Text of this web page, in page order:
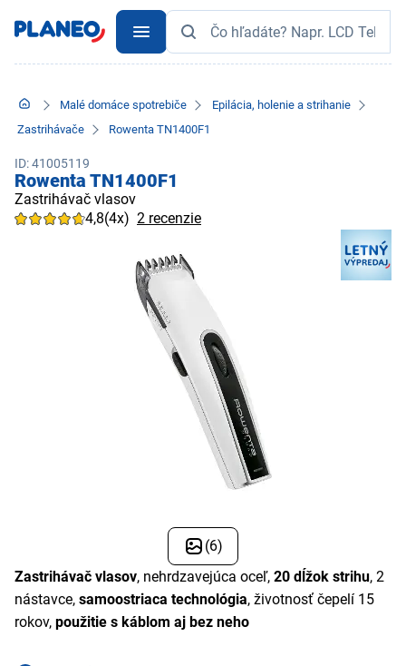
Malé domáce spotrebiče
Epilácia, holenie a strihanie
Zastrihávače
Rowenta TN1400F1
ID: 41005119
Rowenta TN1400F1
Zastrihávač vlasov
4,8(4x) 2 recenzie
(6)
Zastrihávač vlasov, nehrdzavejúca oceľ, 20 dĺžok strihu, 2
nástavce, samoostriaca technológia, životnosť čepelí 15
rokov, použitie s káblom aj bez neho